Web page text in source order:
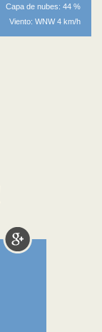
Capa de nubes: 44 %
Viento: WNW 4 km/h